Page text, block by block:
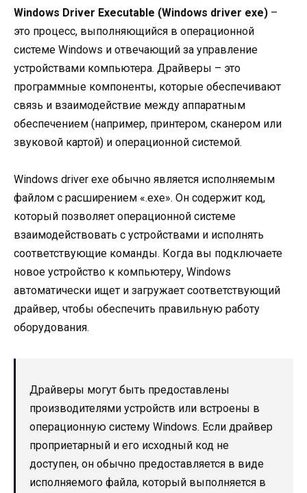
Windows Driver Executable (Windows driver exe) –
это процесс, выполняющийся в операционной
системе Windows и отвечающий за управление
устройствами компьютера. Драйверы – это
программные компоненты, которые обеспечивают
связь и взаимодействие между аппаратным
обеспечением (например, принтером, сканером или
звуковой картой) и операционной системой.
Windows driver exe обычно является исполняемым
файлом с расширением «.exe». Он содержит код,
который позволяет операционной системе
взаимодействовать с устройствами и исполнять
соответствующие команды. Когда вы подключаете
новое устройство к компьютеру, Windows
автоматически ищет и загружает соответствующий
драйвер, чтобы обеспечить правильную работу
оборудования.
Драйверы могут быть предоставлены
производителями устройств или встроены в
операционную систему Windows. Если драйвер
проприетарный и его исходный код не
доступен, он обычно предоставляется в виде
исполняемого файла, который выполняется в